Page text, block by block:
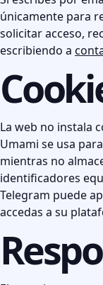
únicamente para
solicitar acceso,
escribiendo a
La web no instala
Umami se usa
mientras no
identificadores
Telegram puede
accedas a su